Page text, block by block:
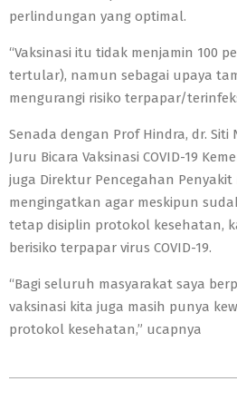
perlindungan yang optimal.
“Vaksinasi itu tidak menjamin 100
tertular), namun sebagai upaya
mengurangi risiko terpapar/
Senada dengan Prof Hindra, dr. Siti
Juru Bicara Vaksinasi COVID-19
juga Direktur Pencegahan
mengingatkan agar meskipun
tetap disiplin protokol kesehatan,
berisiko terpapar virus COVID-19.
“Bagi seluruh masyarakat saya
vaksinasi kita juga masih punya
protokol kesehatan,” ucapnya